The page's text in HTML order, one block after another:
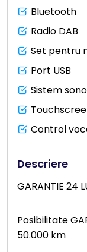
Bluetooth
Radio DAB
Set pentru
Port USB
Sistem
Control
Descriere
GARANTIE 24
Posibilitate
50.000 km